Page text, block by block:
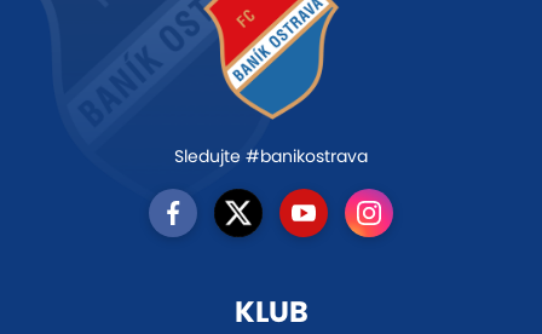
Sledujte #banikostrava
KLUB